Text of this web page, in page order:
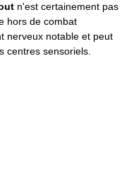
n'est certainement pas
hors de combat
nerveux notable et peut
centres sensoriels.